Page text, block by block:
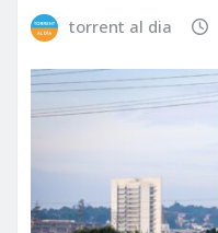
torrent al dia